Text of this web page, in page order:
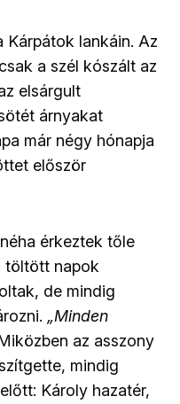
Kárpátok lankáin. Az
a szél kószált az
elsárgult
árnyakat
már négy hónapja
először
érkeztek tőle
töltött napok
de mindig
„Minden
az asszony
mindig
Károly hazatér,